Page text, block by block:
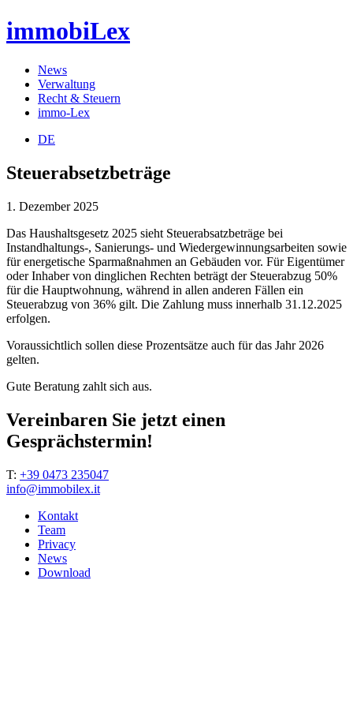
immobiLex
News
Verwaltung
Recht & Steuern
immo-Lex
DE
Steuerabsetzbeträge
1. Dezember 2025
Das Haushaltsgesetz 2025 sieht Steuerabsatzbeträge bei
Instandhaltungs-, Sanierungs- und Wiedergewinnungsarbeiten sowie
für energetische Sparmaßnahmen an Gebäuden vor. Für Eigentümer
oder Inhaber von dinglichen Rechten beträgt der Steuerabzug 50%
für die Hauptwohnung, während in allen anderen Fällen ein
Steuerabzug von 36% gilt. Die Zahlung muss innerhalb 31.12.2025
erfolgen.
Voraussichtlich sollen diese Prozentsätze auch für das Jahr 2026
gelten.
Gute Beratung zahlt sich aus.
Vereinbaren Sie jetzt einen
Gesprächstermin!
T: +39 0473 235047
info@immobilex.it
Kontakt
Team
Privacy
News
Download